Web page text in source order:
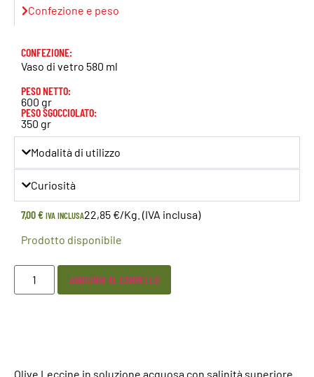
Confezione e peso
CONFEZIONE:
Vaso di vetro 580 ml
PESO NETTO:
600 gr
PESO SGOCCIOLATO:
350 gr
Modalità di utilizzo
Curiosità
7,00€IVA INCLUSA22,85 €/Kg. (IVA inclusa)
Prodotto disponibile
AGGIUNGI AL CARRELLO
Olive Leccine in soluzione acquosa con salinità superiore